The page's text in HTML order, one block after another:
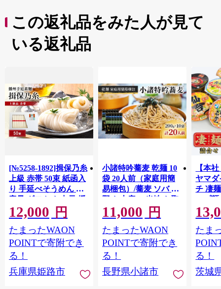
この返礼品をみた人が見て
いる返礼品
[№5258-1892]揖保乃糸
上級 赤帯 50束 紙函入
り 手延べそうめん 大
容量 ギフト お中元 播
州そうめん
12,000 円
たまったWAON
POINTで寄附でき
る！
兵庫県姫路市
小諸特吟蕎麦 乾麺 10
袋 20人前（家庭用簡
易梱包）/蕎麦 ソバ 長
野 お土産 ご当地 お取
り寄せ 麺類 信州そば
麺類
11,000 円
たまったWAON
POINTで寄附でき
る！
長野県小諸市
【本
ヤマ
チ 凄
ップ
せ セ
ーメン
プラ
ント
存食
蓄
たま
る！
茨城